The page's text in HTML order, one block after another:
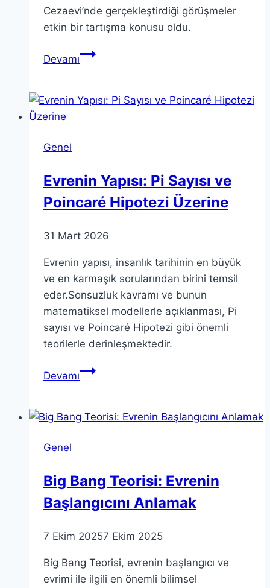
Cezaevi’nde gerçekleştirdiği görüşmeler
etkin bir tartışma konusu oldu.
DevamıMüsavat
Açıklamaları
Genel
Evrenin Yapısı: Pi Sayısı ve
Poincaré Hipotezi Üzerine
31 Mart 2026
Evrenin yapısı, insanlık tarihinin en büyük
ve en karmaşık sorularından birini temsil
eder.Sonsuzluk kavramı ve bunun
matematiksel modellerle açıklanması, Pi
sayısı ve Poincaré Hipotezi gibi önemli
teorilerle derinleşmektedir.
DevamıEvrenin
Sayısı
Üzerine
Genel
Big Bang Teorisi: Evrenin
Başlangıcını Anlamak
7 Ekim 20257 Ekim 2025
Big Bang Teorisi, evrenin başlangıcı ve
evrimi ile ilgili en önemli bilimsel